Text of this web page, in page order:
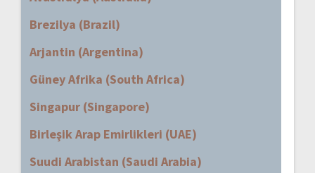
Brezilya (Brazil)
Arjantin (Argentina)
Güney Afrika (South Africa)
Singapur (Singapore)
Birleşik Arap Emirlikleri (UAE)
Suudi Arabistan (Saudi Arabia)